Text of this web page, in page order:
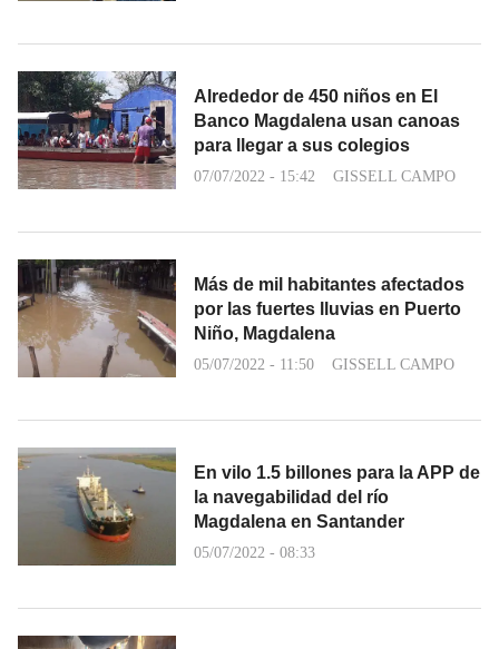
Alrededor de 450 niños en El
Banco Magdalena usan canoas
para llegar a sus colegios
07/07/2022 - 15:42 GISSELL CAMPO
Más de mil habitantes afectados
por las fuertes lluvias en Puerto
Niño, Magdalena
05/07/2022 - 11:50 GISSELL CAMPO
En vilo 1.5 billones para la APP de
la navegabilidad del río
Magdalena en Santander
05/07/2022 - 08:33